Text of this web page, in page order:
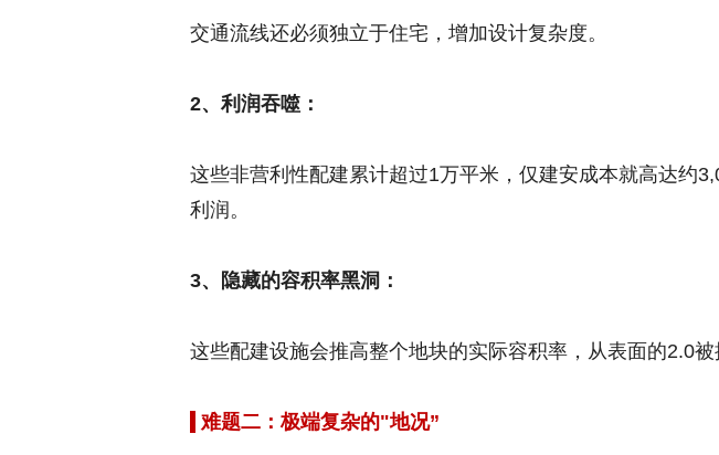
交通流线还必须独立于住宅，增加设计复杂度。
2、利润吞噬：
这些非营利性配建累计超过1万平米，仅建安成本就高达约
利润。
3、隐藏的容积率黑洞：
这些配建设施会推高整个地块的实际容积率，从表面的2.0被
难题二：极端复杂的"地况”